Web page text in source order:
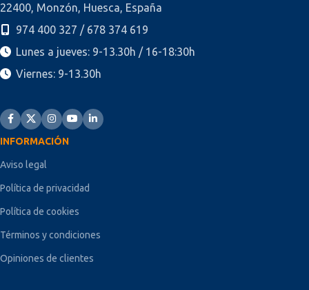
22400, Monzón, Huesca, España
974 400 327 / 678 374 619
Lunes a jueves: 9-13.30h / 16-18:30h
Viernes: 9-13.30h
INFORMACIÓN
Aviso legal
Política de privacidad
Política de cookies
Términos y condiciones
Opiniones de clientes